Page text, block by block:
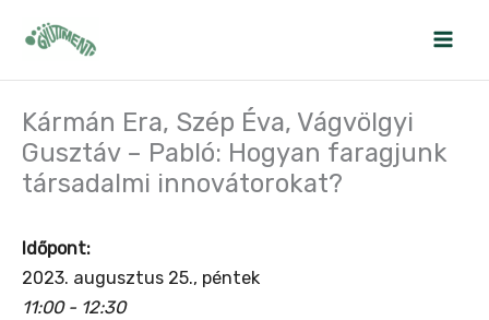
Kármán Era, Szép Éva, Vágvölgyi
Gusztáv – Pabló: Hogyan faragjunk
társadalmi innovátorokat?
Időpont:
2023. augusztus 25., péntek
11:00 - 12:30